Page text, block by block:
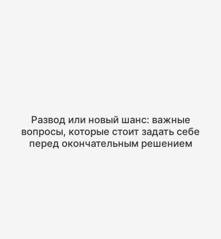
Развод или новый шанс: важные
вопросы, которые стоит задать себе
перед окончательным решением